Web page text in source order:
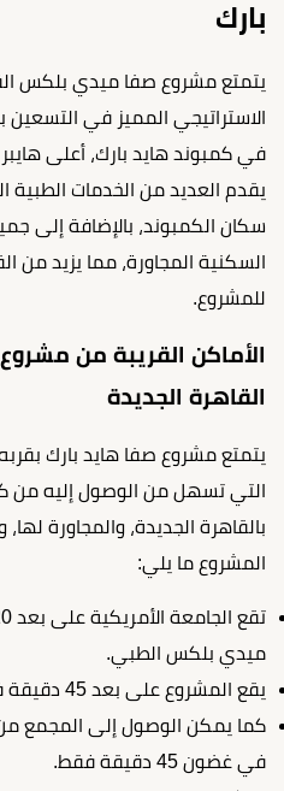
بارك
يتمتع مشروع صفا ميدي بلكس
الاستراتيجي المميز في التسعين
في كمبوند هايد بارك، أعلى
يقدم العديد من الخدمات
سكان الكمبوند، بالإضافة إلى
السكنية المجاورة، مما يزيد من
للمشروع.
الأماكن القريبة من
القاهرة الجديدة
يتمتع مشروع صفا هايد بارك
التي تسهل من الوصول إليه من
بالقاهرة الجديدة، والمجاورة
المشروع ما يلي:
ميدي بلكس الطبي.
يقع المشروع على بعد 45 دقيقة فقط من مطار القاهرة الدولي.
كما يمكن الوصول إلى المجمع من
في غضون 45 دقيقة فقط.